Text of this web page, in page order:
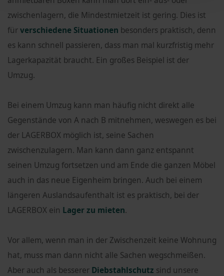
zwischenlagern, die Mindestmietzeit ist gering. Dies ist
fürverschiedene Situationen besonders praktisch, denn
es kann schnell passieren, dass man mal kurzfristig mehr
Lagerkapazität braucht. Ein großes Beispiel ist der
Umzug.
Bei einem Umzug kann man häufig nicht direkt alle
Gegenstände von A nach B mitnehmen, weswegen es bei
der LAGERBOX möglich ist, seine Sachen
zwischenzulagern. Man kann dann ganz entspannt
seinen Umzug fortsetzen und am Ende die ganzen Möbel
auch in das neue Eigenheim bringen. Auch bei einem
längeren Auslandsaufenthalt ist es praktisch, bei der
LAGERBOX ein Lager zu mieten.
Vor allem, wenn man in der Zwischenzeit keine Wohnung
hat, muss man dann nicht alle Sachen wegschmeißen.
Aber auch als besserer Diebstahlschutz sind unsere